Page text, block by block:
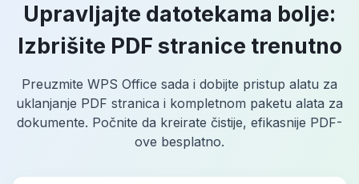
Upravljajte datotekama bolje:
Izbrišite PDF stranice trenutno
Preuzmite WPS Office sada i dobijte pristup alatu za
uklanjanje PDF stranica i kompletnom paketu alata za
dokumente. Počnite da kreirate čistije, efikasnije PDF-
ove besplatno.